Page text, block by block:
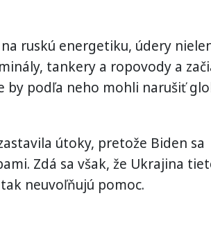
ruskú energetiku, údery
tankery a ropovody a
by podľa neho mohli narušiť
útoky, pretože Biden sa
Zdá sa však, že Ukrajina
neuvoľňujú pomoc.